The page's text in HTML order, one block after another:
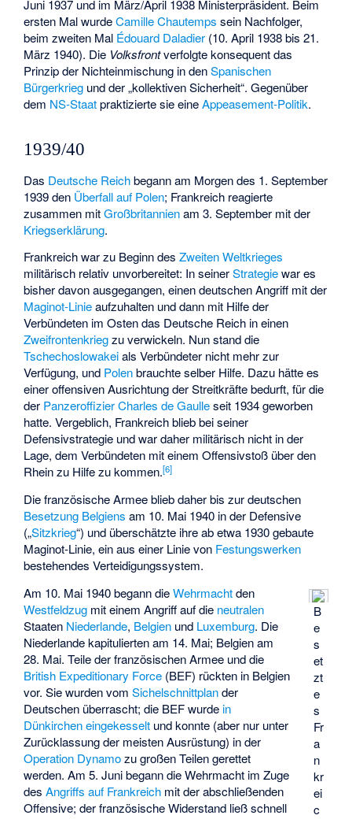
Juni 1937 und im März/April 1938 Ministerpräsident. Beim
ersten Mal wurdeCamille Chautemps sein Nachfolger,
beim zweiten Mal Édouard Daladier (10. April 1938 bis 21.
März 1940). Die Volksfrontverfolgte konsequent das
Prinzip der Nichteinmischung in denSpanischen
Bürgerkrieg und der „kollektiven Sicherheit“. Gegenüber
dem NS-Staatpraktizierte sie eineAppeasement-Politik.
1939/40
Das Deutsche Reichbegann am Morgen des 1. September
1939 den Überfall auf Polen; Frankreich reagierte
zusammen mitGroßbritannienam 3. September mit der
Kriegserklärung.
Frankreich war zu Beginn desZweiten Weltkrieges
militärisch relativ unvorbereitet: In seinerStrategiewar es
bisher davon ausgegangen, einen deutschen Angriff mit der
Maginot-Linieaufzuhalten und dann mit Hilfe der
Verbündeten im Osten das Deutsche Reich in einen
Zweifrontenkriegzu verwickeln. Nun stand die
Tschechoslowakeials Verbündeter nicht mehr zur
Verfügung, und Polenbrauchte selber Hilfe. Dazu hätte es
einer offensiven Ausrichtung der Streitkräfte bedurft, für die
der Panzeroffizier Charles de Gaulleseit 1934 geworben
hatte. Vergeblich, Frankreich blieb bei seiner
Defensivstrategie und war daher militärisch nicht in der
Lage, dem Verbündeten mit einem Offensivstoß über den
Rhein zu Hilfe zu kommen.[6]
Die französische Armee blieb daher bis zur deutschen
Besetzung Belgiens am 10. Mai 1940 in der Defensive
(„Sitzkrieg“) und überschätzte ihre ab etwa 1930 gebaute
Maginot-Linie, ein aus einer Linie von Festungswerken
bestehendes Verteidigungssystem.
B
e
s
et
zt
e
s
Fr
a
n
kr
ei
c
Am 10. Mai 1940 begann dieWehrmachtden
Westfeldzug mit einem Angriff auf die neutralen
Staaten Niederlande, Belgien und Luxemburg. Die
Niederlande kapitulierten am 14. Mai; Belgien am
28. Mai. Teile der französischen Armee und die
British Expeditionary Force (BEF) rückten in Belgien
vor. Sie wurden vomSichelschnittplander
Deutschen überrascht; die BEF wurde in
Dünkirchen eingekesselt und konnte (aber nur unter
Zurücklassung der meisten Ausrüstung) in der
Operation Dynamozu großen Teilen gerettet
werden. Am 5. Juni begann die Wehrmacht im Zuge
desAngriffs auf Frankreich mit der abschließenden
Offensive; der französische Widerstand ließ schnell